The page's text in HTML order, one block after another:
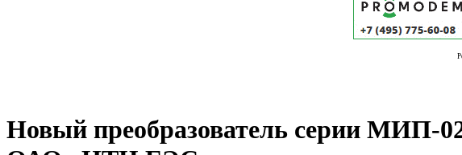
Новый преобразователь серии МИП-